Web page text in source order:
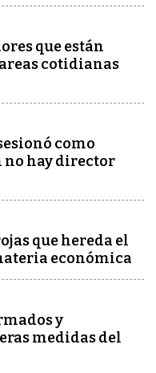
que están
cotidianas
como
no hay director
que hereda el
económica
y
medidas del